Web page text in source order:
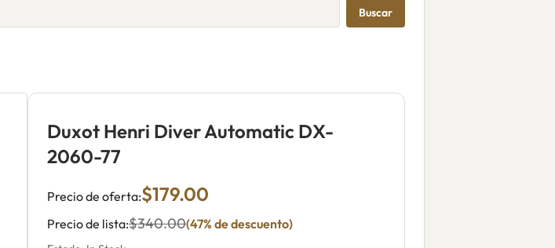
Buscar
Duxot Henri Diver Automatic DX-
2060-77
Precio de oferta:$179.00
Precio de lista:$340.00(47% de descuento)